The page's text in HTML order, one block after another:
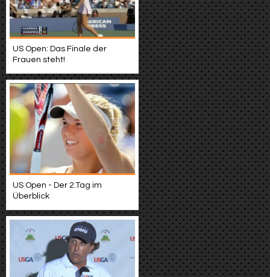
US Open: Das Finale der
Frauen steht!
US Open - Der 2.Tag im
Überblick